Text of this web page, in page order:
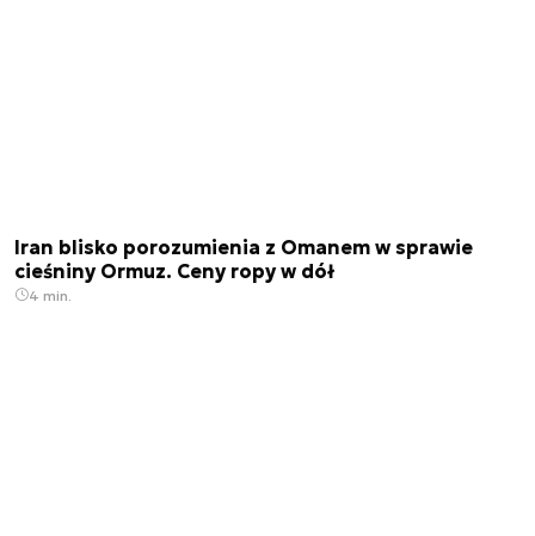
Iran blisko porozumienia z Omanem w sprawie
cieśniny Ormuz. Ceny ropy w dół
4 min.